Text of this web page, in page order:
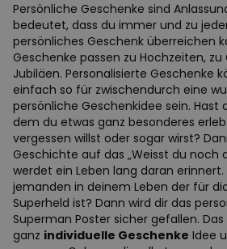
Persönliche Geschenke sind
bedeutet, dass du immer und zu
persönliches Geschenk überreichen
Geschenke passen zu Hochzeiten,
Jubiläen. Personalisierte Geschenke
einfach so für zwischendurch eine
persönliche Geschenkidee sein. Hast
dem du etwas ganz besonderes
vergessen willst oder sogar wirst?
Geschichte auf das „Weisst du noch
werdet ein Leben lang daran
jemanden in deinem Leben der für
Superheld ist? Dann wird dir das
Superman Poster sicher gefallen. Das
ganz individuelle Geschenke Idee